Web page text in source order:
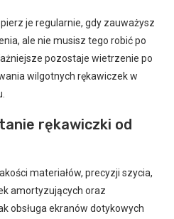
je regularnie, gdy zauważysz
ale nie musisz tego robić po
pozostaje wietrzenie po
wilgotnych rękawiczek w
rękawiczki od
materiałów, precyzji szycia,
amortyzujących oraz
obsługa ekranów dotykowych